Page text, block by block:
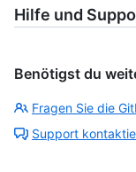
Hilfe und
Benötigst du
Fragen Sie die
Support